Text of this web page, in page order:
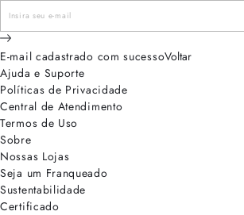
E-mail cadastrado com sucessoVoltar
Ajuda e Suporte
Políticas de Privacidade
Central de Atendimento
Termos de Uso
Sobre
Nossas Lojas
Seja um Franqueado
Sustentabilidade
Certificado